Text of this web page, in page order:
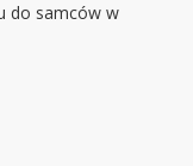
do samców w